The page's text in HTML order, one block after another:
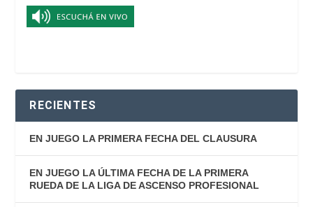
RECIENTES
EN JUEGO LA PRIMERA FECHA DEL CLAUSURA
EN JUEGO LA ÚLTIMA FECHA DE LA PRIMERA
RUEDA DE LA LIGA DE ASCENSO PROFESIONAL